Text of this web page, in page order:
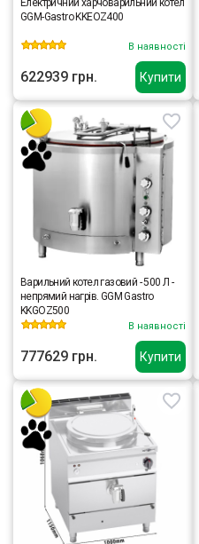
Купити
Електричний харчоварильний котел
GGM-Gastro KKEOZ400
В наявності
622939 грн.
Купити
Варильний котел газовий - 500 Л -
непрямий нагрів. GGM Gastro
KKGOZ500
В наявності
777629 грн.